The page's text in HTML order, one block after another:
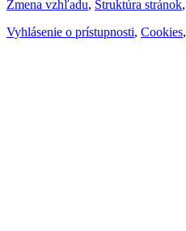
Zmena vzhľadu, Štruktúra stránok,
Vyhlásenie o prístupnosti, Cookies,